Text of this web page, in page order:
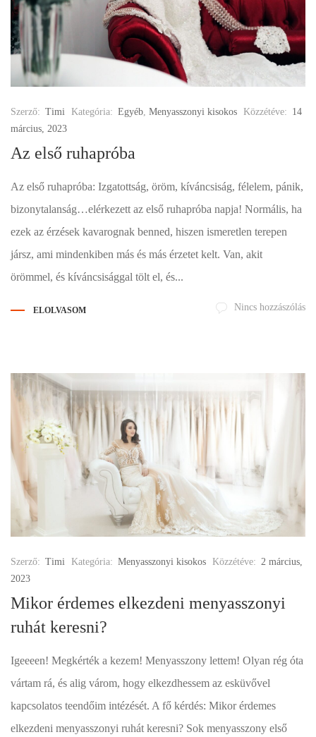
Szerző: Timi Kategória: Egyéb, Menyasszonyi kisokos Közzétéve: 14
március, 2023
Az első ruhapróba
Az első ruhapróba: Izgatottság, öröm, kíváncsiság, félelem, pánik,
bizonytalanság…elérkezett az első ruhapróba napja! Normális, ha
ezek az érzések kavarognak benned, hiszen ismeretlen terepen
jársz, ami mindenkiben más és más érzetet kelt. Van, akit
örömmel, és kíváncsisággal tölt el, és...
ELOLVASOM Nincs hozzászólás
Szerző: Timi Kategória: Menyasszonyi kisokos Közzétéve: 2 március,
2023
Mikor érdemes elkezdeni menyasszonyi
ruhát keresni?
Igeeeen! Megkérték a kezem! Menyasszony lettem! Olyan rég óta
vártam rá, és alig várom, hogy elkezdhessem az esküvővel
kapcsolatos teendőim intézését. A fő kérdés: Mikor érdemes
elkezdeni menyasszonyi ruhát keresni? Sok menyasszony első